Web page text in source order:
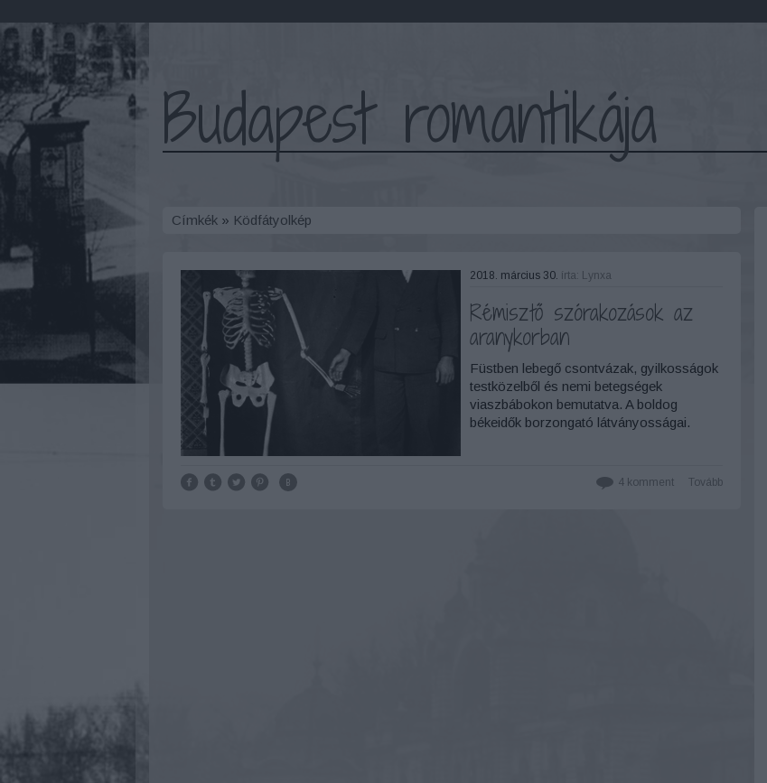
Budapest romantikája
Címkék» Ködfátyolkép
2018. március 30. írta: Lynxa
Rémisztő szórakozások az
aranykorban
Füstben lebegő csontvázak, gyilkosságok
testközelből és nemi betegségek
viaszbábokon bemutatva. A boldog
békeidők borzongató látványosságai.
Tovább
4komment